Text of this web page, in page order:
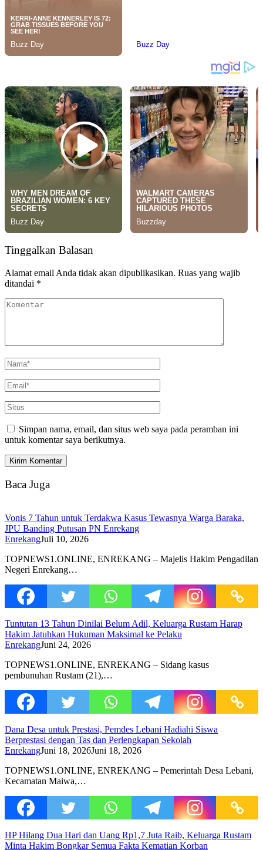
Tinggalkan Balasan
Alamat email Anda tidak akan dipublikasikan. Ruas yang wajib
ditandai *
Simpan nama, email, dan situs web saya pada peramban ini
untuk komentar saya berikutnya.
Baca Juga
Vonis 7 Tahun untuk Terdakwa Kasus Tewasnya Warga Baraka,
JPU Banding Putusan PN Enrekang
EnrekangJuli 10, 2026
TOPNEWS1.ONLINE, ENREKANG – Majelis Hakim Pengadilan
Negeri Enrekang…
Tuntutan 13 Tahun Dinilai Belum Adil, Keluarga Rustam Harap
Hakim Jatuhkan Hukuman Maksimal ke Pelaku
EnrekangJuni 24, 2026
TOPNEWS1.ONLINE, ENREKANG – Sidang kasus
pembunuhan Rustam (21),…
Dana Desa untuk Prestasi, Pemdes Lebani Hadiahi Siswa
Berprestasi dengan Tas dan Perlengkapan Sekolah
EnrekangJuni 18, 2026Juni 18, 2026
TOPNEWS1.ONLINE, ENREKANG – Pemerintah Desa Lebani,
Kecamatan Maiwa,…
HP Hilang Dua Hari dan Uang Rp1,7 Juta Raib, Keluarga Rustam
Minta Hakim Bongkar Semua Fakta Kematian Korban